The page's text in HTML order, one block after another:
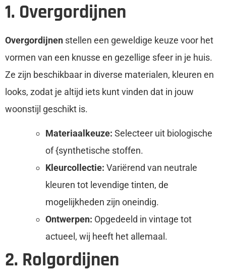
1. Overgordijnen
Overgordijnen stellen een geweldige keuze voor het
vormen van een knusse en gezellige sfeer in je huis.
Ze zijn beschikbaar in diverse materialen, kleuren en
looks, zodat je altijd iets kunt vinden dat in jouw
woonstijl geschikt is.
Materiaalkeuze: Selecteer uit biologische
of {synthetische stoffen.
Kleurcollectie: Variërend van neutrale
kleuren tot levendige tinten, de
mogelijkheden zijn oneindig.
Ontwerpen: Opgedeeld in vintage tot
actueel, wij heeft het allemaal.
2. Rolgordijnen